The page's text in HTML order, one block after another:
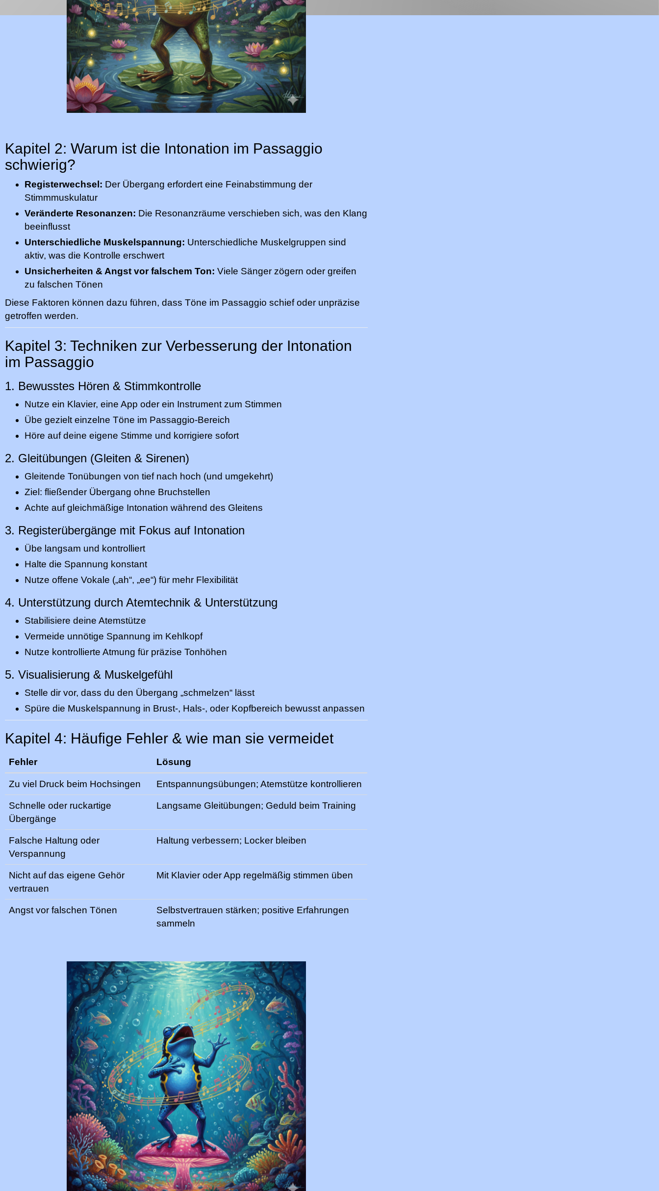
Kapitel 2: Warum ist die Intonation im Passaggio
schwierig?
Registerwechsel: Der Übergang erfordert eine Feinabstimmung der
Stimmmuskulatur
Veränderte Resonanzen: Die Resonanzräume verschieben sich, was den Klang
beeinflusst
Unterschiedliche Muskelspannung: Unterschiedliche Muskelgruppen sind
aktiv, was die Kontrolle erschwert
Unsicherheiten & Angst vor falschem Ton: Viele Sänger zögern oder greifen
zu falschen Tönen
Diese Faktoren können dazu führen, dass Töne im Passaggio schief oder unpräzise
getroffen werden.
Kapitel 3: Techniken zur Verbesserung der Intonation
im Passaggio
1. Bewusstes Hören & Stimmkontrolle
Nutze ein Klavier, eine App oder ein Instrument zum Stimmen
Übe gezielt einzelne Töne im Passaggio-Bereich
Höre auf deine eigene Stimme und korrigiere sofort
2. Gleitübungen (Gleiten & Sirenen)
Gleitende Tonübungen von tief nach hoch (und umgekehrt)
Ziel: fließender Übergang ohne Bruchstellen
Achte auf gleichmäßige Intonation während des Gleitens
3. Registerübergänge mit Fokus auf Intonation
Übe langsam und kontrolliert
Halte die Spannung konstant
Nutze offene Vokale („ah“, „ee“) für mehr Flexibilität
4. Unterstützung durch Atemtechnik & Unterstützung
Stabilisiere deine Atemstütze
Vermeide unnötige Spannung im Kehlkopf
Nutze kontrollierte Atmung für präzise Tonhöhen
5. Visualisierung & Muskelgefühl
Stelle dir vor, dass du den Übergang „schmelzen“ lässt
Spüre die Muskelspannung in Brust-, Hals-, oder Kopfbereich bewusst anpassen
Kapitel 4: Häufige Fehler & wie man sie vermeidet
Fehler Lösung
Zu viel Druck beim Hochsingen Entspannungsübungen; Atemstütze kontrollieren
Schnelle oder ruckartige
Übergänge
Langsame Gleitübungen; Geduld beim Training
Falsche Haltung oder
Verspannung
Haltung verbessern; Locker bleiben
Nicht auf das eigene Gehör
vertrauen
Mit Klavier oder App regelmäßig stimmen üben
Angst vor falschen Tönen
Selbstvertrauen stärken; positive Erfahrungen
sammeln